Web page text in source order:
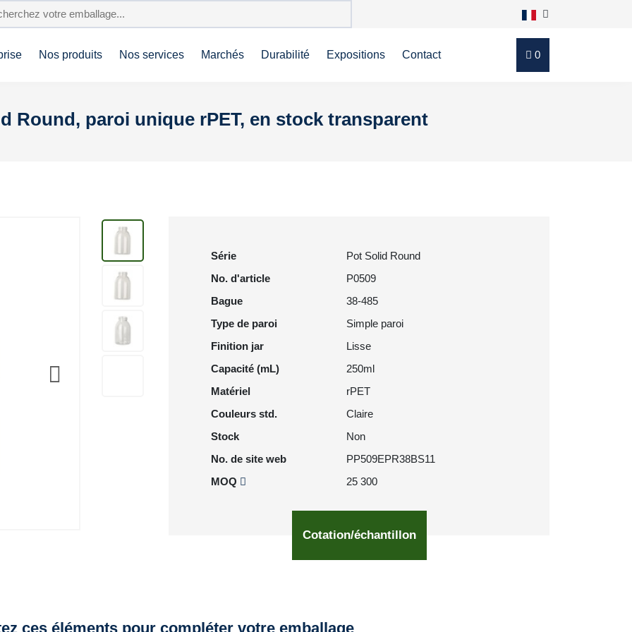
Nos produits Nos services Marchés Durabilité Expositions Contact 0
Round, paroi unique rPET, en stock transparent
Série
Pot Solid Round
No. d'article
P0509
Bague
38-485
Type de paroi
Simple paroi
Finition jar
Lisse
Capacité (mL)
250ml
Matériel
rPET
Couleurs std.
Claire
Stock
Non
No. de site web
PP509EPR38BS11
MOQ
25 300
Cotation/échantillon
ces éléments pour compléter votre emballage